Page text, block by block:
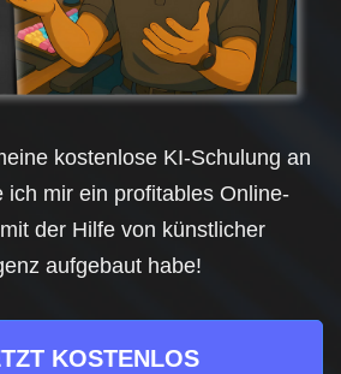
kostenlose KI-Schulung an
ich mir ein profitables Online-
der Hilfe von künstlicher
aufgebaut habe!
KOSTENLOS